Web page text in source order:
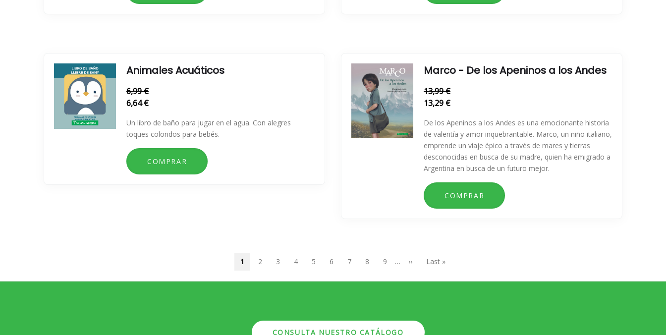
Animales Acuáticos
6,99 €
6,64 €
Un libro de baño para jugar en el agua. Con alegres
toques coloridos para bebés.
Marco - De los Apeninos a los Andes
13,99 €
13,29 €
De los Apeninos a los Andes es una emocionante historia
de valentía y amor inquebrantable. Marco, un niño italiano,
emprende un viaje épico a través de mares y tierras
desconocidas en busca de su madre, quien ha emigrado a
Argentina en busca de un futuro mejor.
Página
1 Page
2 Page
3 Page
4 Page
5 Page
6 Page
7 Page
8 Page
9 …
Siguiente
››
Última
Last »
CONSULTA NUESTRO CATÁLOGO